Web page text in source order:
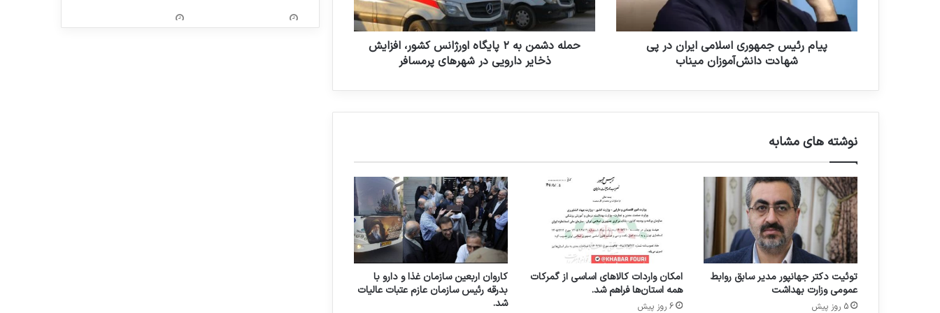
د
د
س
ج
ر
ل
ا
م
ی
ا
ی
ر
ا
ن
د
ر
پ
پیام رئیس جمهوری اسلامی ایران در پی
شهادت دانش‌آموزان میناب
ن
ب
ا
ا
ر
ژ
ا
ن
س
ک
ش
و
حمله دشمن به ۲ پایگاه اورژانس کشور، افزایش
ذخایر دارویی در شهرهای پرمسافر
نوشته های مشابه
توئیت دکتر جهانپور مدیر سابق روابط
عمومی وزارت بهداشت
5 روز پیش
امکان واردات کالاهای اساسی از گمرکات
همه استان‌ها فراهم شد.
6 روز پیش
کاروان اربعین سازمان غذا و دارو با
بدرقه رئیس سازمان عازم عتبات عالیات
شد.